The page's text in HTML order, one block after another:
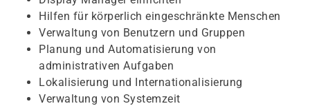
Hilfen für körperlich eingeschränkte Menschen
Verwaltung von Benutzern und Gruppen
Planung und Automatisierung von
administrativen Aufgaben
Lokalisierung und Internationalisierung
Verwaltung von Systemzeit